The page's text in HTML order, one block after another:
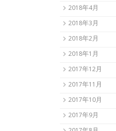
2018年4月
2018年3月
2018年2月
2018年1月
2017年12月
2017年11月
2017年10月
2017年9月